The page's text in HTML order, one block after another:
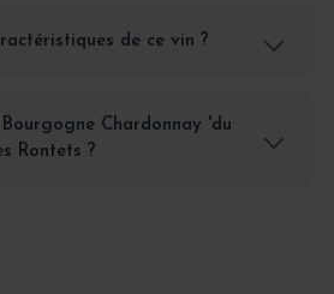
de ce vin ?
Chardonnay 'du
Rontets ?